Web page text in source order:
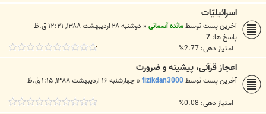
اسرائیلیّات
آخرین پست توسطمائده آسمانی« دوشنبه ۲۸ اردیبهشت ۱۳۸۸, ۱۲:۲۱ ق.ظ
پاسخ ها: 7
امتیاز دهی: 2.77%
اعجاز قرآنی، پیشینه و ضرورت
آخرین پست توسطfizikdan3000
« چهارشنبه ۱۶ اردیبهشت ۱۳۸۸, ۱:۱۵ ق.ظ
امتیاز دهی: 0.08%